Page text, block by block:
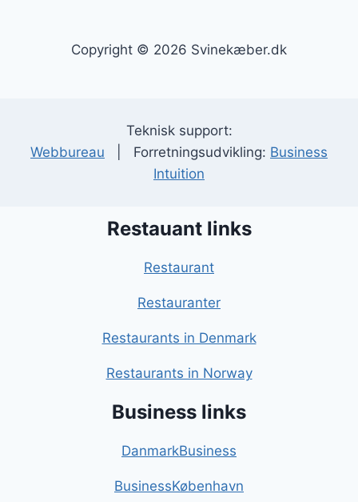
Copyright © 2026 Svinekæber.dk
Teknisk support:
Webbureau | Forretningsudvikling: Business
Intuition
Restauant links
Restaurant
Restauranter
Restaurants in Denmark
Restaurants in Norway
Business links
DanmarkBusiness
BusinessKøbenhavn